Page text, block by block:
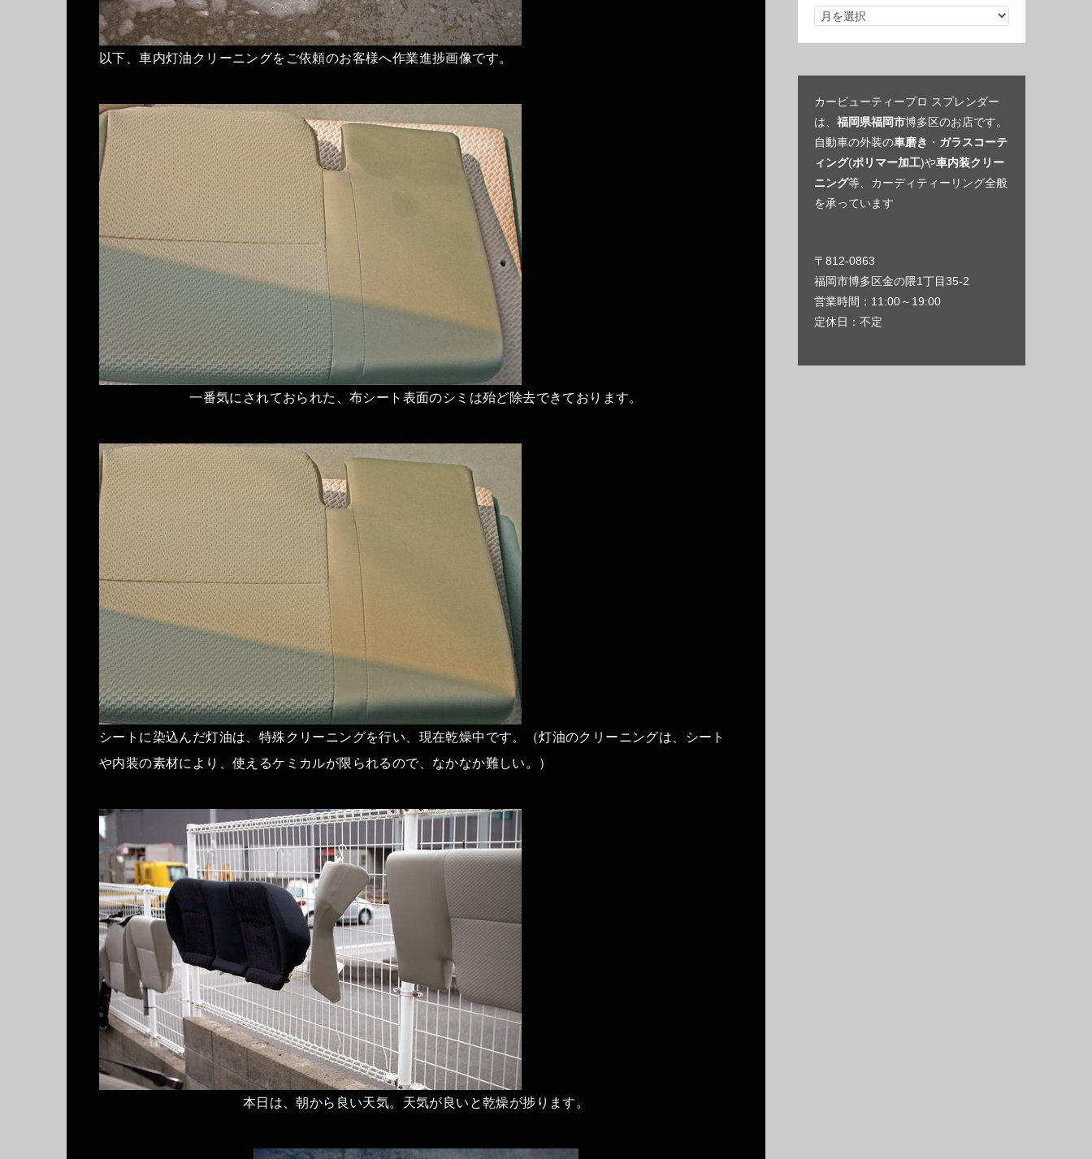
以下、車内灯油クリーニングをご依頼のお客様へ作業進捗画像です。
一番気にされておられた、布シート表面のシミは殆ど除去できております。
シートに染込んだ灯油は、特殊クリーニングを行い、現在乾燥中です。（灯油のクリーニングは、シート
や内装の素材により、使えるケミカルが限られるので、なかなか難しい。）
本日は、朝から良い天気。天気が良いと乾燥が捗ります。
カービューティープロ スプレンダー
は、 福岡県福岡市博多区のお店です。
自動車の外装の車磨き ・ ガラスコーテ
ィング(ポリマー加工)や車内装クリー
ニング等、カーディティーリング全般
を承っています
〒812-0863
福岡市博多区金の隈1丁目35-2
営業時間：11:00～19:00
定休日：不定